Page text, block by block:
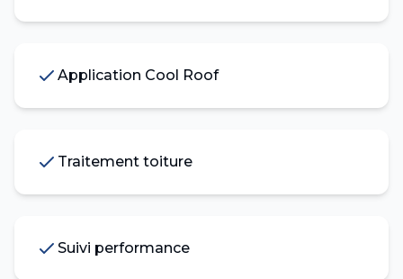
Application Cool Roof
Traitement toiture
Suivi performance